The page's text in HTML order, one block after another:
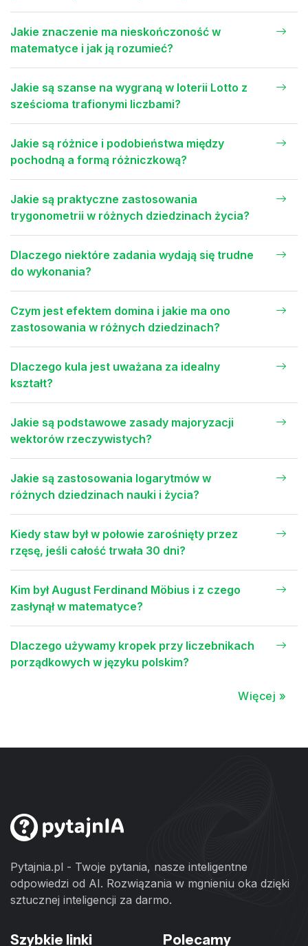
Jakie znaczenie ma nieskończoność w
matematyce i jak ją rozumieć?
Jakie są szanse na wygraną w loterii Lotto z
sześcioma trafionymi liczbami?
Jakie są różnice i podobieństwa między
pochodną a formą różniczkową?
Jakie są praktyczne zastosowania
trygonometrii w różnych dziedzinach życia?
Dlaczego niektóre zadania wydają się trudne
do wykonania?
Czym jest efektem domina i jakie ma ono
zastosowania w różnych dziedzinach?
Dlaczego kula jest uważana za idealny
kształt?
Jakie są podstawowe zasady majoryzacji
wektorów rzeczywistych?
Jakie są zastosowania logarytmów w
różnych dziedzinach nauki i życia?
Kiedy staw był w połowie zarośnięty przez
rzęsę, jeśli całość trwała 30 dni?
Kim był August Ferdinand Möbius i z czego
zasłynął w matematyce?
Dlaczego używamy kropek przy liczebnikach
porządkowych w języku polskim?
Więcej »
Pytajnia.pl - Twoje pytania, nasze inteligentne
odpowiedzi od AI. Rozwiązania w mgnieniu oka dzięki
sztucznej inteligencji za darmo.
Szybkie linki Polecamy